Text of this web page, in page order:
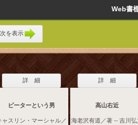
Web
次を表示
詳 細
ピーターという男
ャスリン・マーシャル／
詳 細
高山右近
海老沢有道／著 -- 吉川